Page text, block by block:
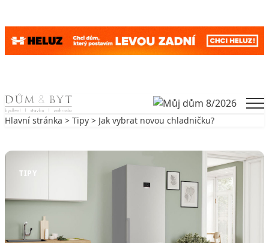
Skip to content
Hlavní stránka > Tipy > Jak vybrat novou chladničku?
TIPY